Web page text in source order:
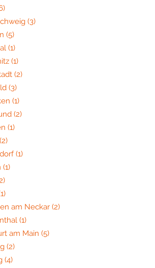
(3)
(5)
(1)
(1)
(2)
(3)
(1)
(2)
(1)
(2)
(1)
(1)
am Neckar (2)
(1)
am Main (5)
(2)
(4)